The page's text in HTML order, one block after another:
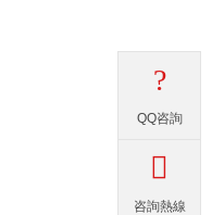
?
QQ咨詢

咨詢熱線